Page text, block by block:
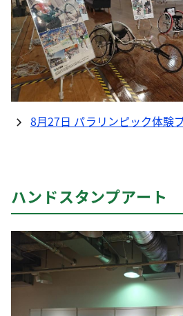
8月27日 パラリンピック体験
ハンドスタンプアート